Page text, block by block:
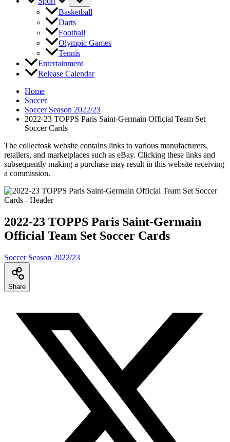
Basketball
Darts
Football
Olympic Games
Tennis
Entertainment
Release Calendar
Home
Soccer
Soccer Season 2022/23
2022-23 TOPPS Paris Saint-Germain Official Team Set
Soccer Cards
The collectosk website contains links to various manufacturers,
retailers, and marketplaces such as eBay. Clicking these links and
subsequently making a purchase may result in this website receiving
a commission.
2022-23 TOPPS Paris Saint-Germain
Official Team Set Soccer Cards
Soccer Season 2022/23
Share